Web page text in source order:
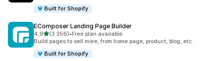
Built for Shopify
EComposer Landing Page Builder
4,9z 5 hvězd
(3 356)
Celkový počet recenzí: 3356
•Free plan available
Build pages to sell more, from home page, product, blog, etc.
Built for Shopify